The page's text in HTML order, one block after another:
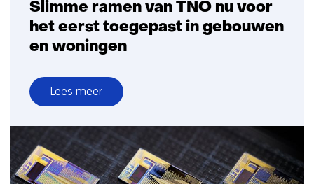
Slimme ramen van TNO nu voor
het eerst toegepast in gebouwen
en woningen
Lees meer
over
Slimme
ramen
van
TNO